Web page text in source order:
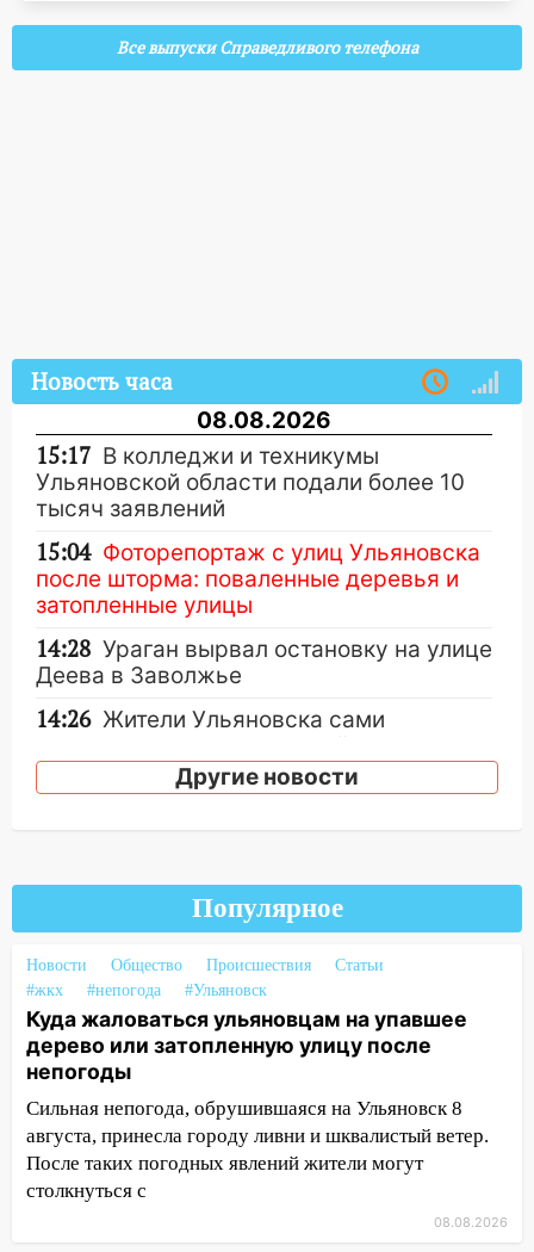
Все выпуски Справедливого телефона
Новость часа
08.08.2026
15:17 В колледжи и техникумы
Ульяновской области подали более 10
тысяч заявлений
15:04 Фоторепортаж с улиц Ульяновска
после шторма: поваленные деревья и
затопленные улицы
14:28 Ураган вырвал остановку на улице
Деева в Заволжье
14:26 Жители Ульяновска сами
пытаются расчистить ливнёвки, не
дождавшись коммунальщиков
Студента из Ульяновска обманули
мошенники под видом преподавателя
14:12 Куда жаловаться ульяновцам на
упавшее дерево или затопленную улицу
после непогоды
13:59 В Новом городе ураганным
ветром сорвало опалубку со
строящегося дома
13:54 В мэрии Ульяновска рассказали,
как устраняют последствия мощного
Другие новости
Популярное
Новости Общество Происшествия
Статьи
#жкх
#непогода #Ульяновск
Куда жаловаться ульяновцам на упавшее
дерево или затопленную улицу после
непогоды
Сильная непогода, обрушившаяся на Ульяновск 8
августа, принесла городу ливни и шквалистый ветер.
После таких погодных явлений жители могут
столкнуться с
08.08.2026